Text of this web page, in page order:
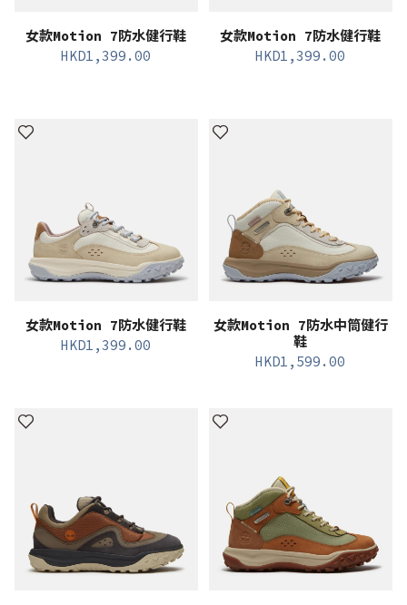
女款Motion 7防水健行鞋
HKD1,399.00
女款Motion 7防水健行鞋
HKD1,399.00
女款Motion 7防水健行鞋
HKD1,399.00
女款Motion 7防水中筒健行
鞋
HKD1,599.00